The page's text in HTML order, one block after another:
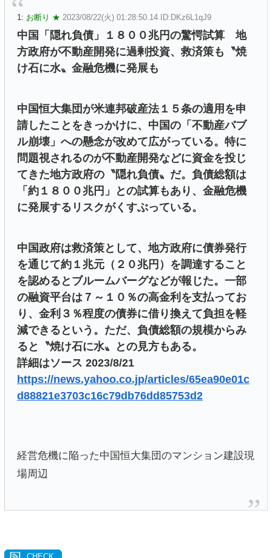
1: お断り ★ 2023/08/22(火) 01:28:50.14 ID:DKz6L1qJ9
中国「隠れ負債」１８００兆円の驚愕試算 地
方政府が不動産開発に過剰投資、救済策も〝焼
け石に水〟金融危機に発展も
中国恒大集団が米連邦破産法１５条の適用を申
請したことをきっかけに、中国の「不動産バブ
ル崩壊」への懸念が改めて広がっている。特に
問題視されるのが不動産開発などに資金を投じ
てきた地方政府の〝隠れ負債〟だ。負債総額は
「約１８００兆円」との試算もあり、金融危機
に発展するリスクがくすぶっている。
中国政府は救済策として、地方政府に債券発行
を通じて約１兆元（２０兆円）を調達すること
を認めるとブルームバーグなどが報じた。一部
の融資平台は７～１０％の高金利を支払ってお
り、金利３％程度の債券に借り換えて負担を軽
減できるという。ただ、負債総額の規模からみ
ると〝焼け石に水〟との見方もある。
詳細はソース 2023/8/21
https://news.yahoo.co.jp/articles/65ea90e01c
d88821e3703c16c79db76dd85753d2
経営危機に陥った中国恒大集団のマンション建設現
場周辺